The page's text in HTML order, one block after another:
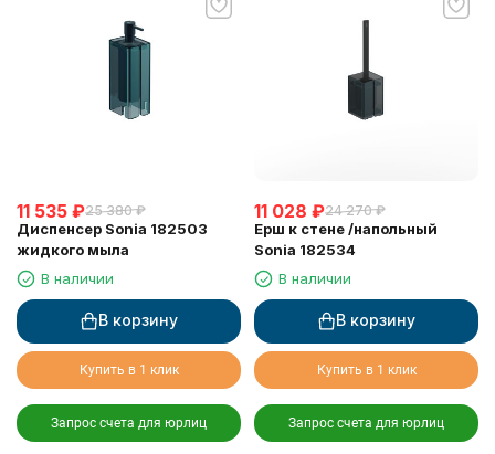
11 535 ₽25 380 ₽
Диспенсер Sonia 182503
жидкого мыла
В наличии
В корзину
Купить в 1 клик
Запрос счета для юрлиц
11 028 ₽24 270 ₽
Ерш к стене /напольный
Sonia 182534
В наличии
В корзину
Купить в 1 клик
Запрос счета для юрлиц